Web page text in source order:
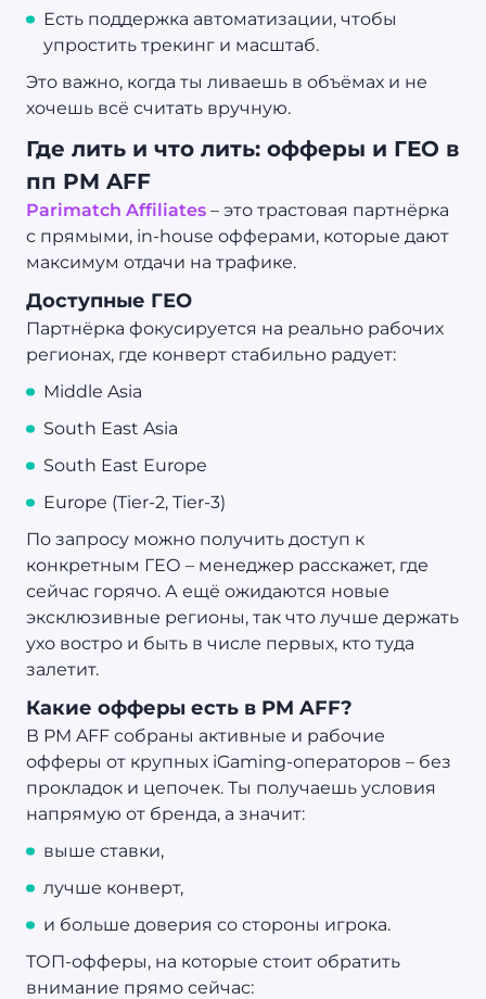
Есть поддержка автоматизации, чтобы
упростить трекинг и масштаб.
Это важно, когда ты ливаешь в объёмах и не
хочешь всё считать вручную.
Где лить и что лить: офферы и ГЕО в
пп PM AFF
Parimatch Affiliates – это трастовая партнёрка
с прямыми, in-house офферами, которые дают
максимум отдачи на трафике.
Доступные ГЕО
Партнёрка фокусируется на реально рабочих
регионах, где конверт стабильно радует:
Middle Asia
South East Asia
South East Europe
Europe (Tier-2, Tier-3)
По запросу можно получить доступ к
конкретным ГЕО – менеджер расскажет, где
сейчас горячо. А ещё ожидаются новые
эксклюзивные регионы, так что лучше держать
ухо востро и быть в числе первых, кто туда
залетит.
Какие офферы есть в PM AFF?
В PM AFF собраны активные и рабочие
офферы от крупных iGaming-операторов – без
прокладок и цепочек. Ты получаешь условия
напрямую от бренда, а значит:
выше ставки,
лучше конверт,
и больше доверия со стороны игрока.
ТОП-офферы, на которые стоит обратить
внимание прямо сейчас: